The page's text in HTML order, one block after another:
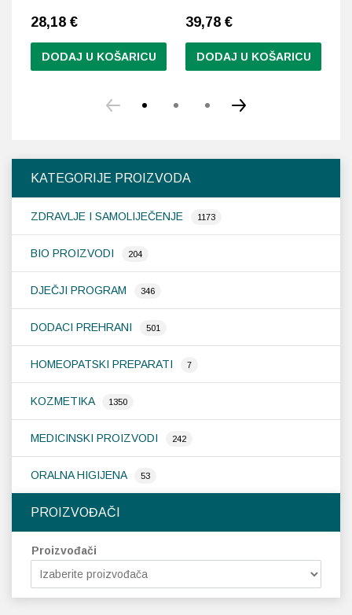
KATEGORIJE PROIZVODA
ZDRAVLJE I SAMOLIJEČENJE 1173
BIO PROIZVODI 204
DJEČJI PROGRAM 346
DODACI PREHRANI 501
HOMEOPATSKI PREPARATI 7
KOZMETIKA 1350
MEDICINSKI PROIZVODI 242
ORALNA HIGIJENA 53
PROIZVOĐAČI
Proizvođači
28,18 €
DODAJ U KOŠARICU
39,78 €
DODAJ U KOŠARICU